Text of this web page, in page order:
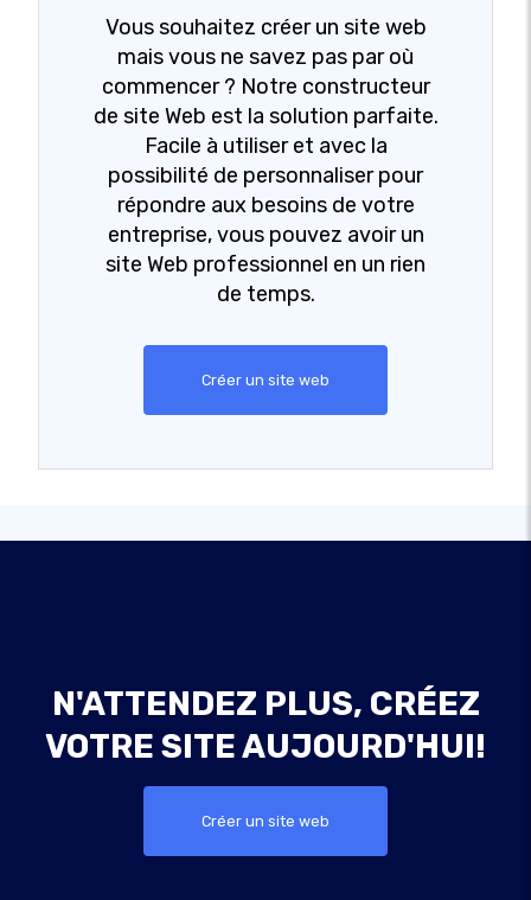
Vous souhaitez créer un site web
mais vous ne savez pas par où
commencer ? Notre constructeur
de site Web est la solution parfaite.
Facile à utiliser et avec la
possibilité de personnaliser pour
répondre aux besoins de votre
entreprise, vous pouvez avoir un
site Web professionnel en un rien
de temps.
Créer un site web
N'ATTENDEZ PLUS, CRÉEZ
VOTRE SITE AUJOURD'HUI!
Créer un site web